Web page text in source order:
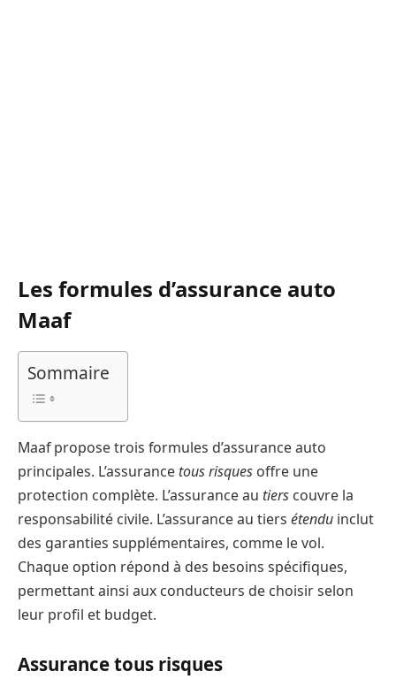
Les formules d’assurance auto
Maaf
Sommaire
Maaf propose trois formules d’assurance auto
principales. L’assurance tous risques offre une
protection complète. L’assurance au tiers couvre la
responsabilité civile. L’assurance au tiers étendu inclut
des garanties supplémentaires, comme le vol.
Chaque option répond à des besoins spécifiques,
permettant ainsi aux conducteurs de choisir selon
leur profil et budget.
Assurance tous risques